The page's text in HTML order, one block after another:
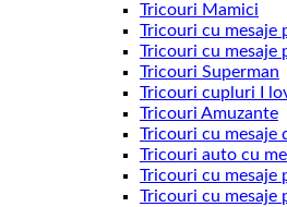
Tricouri Mamici
Tricouri cu mesaje
Tricouri cu mesaje
Tricouri Superman
Tricouri cupluri I
Tricouri Amuzante
Tricouri cu mesaje
Tricouri auto cu
Tricouri cu mesaje
Tricouri cu mesaje